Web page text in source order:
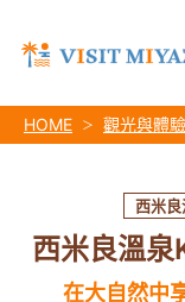
HOME 觀光與體驗
西米良
西米良溫
在大自然中